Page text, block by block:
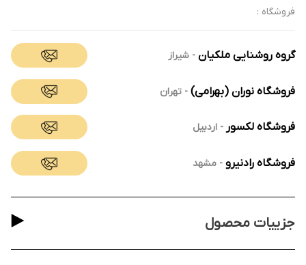
فروشگاه :
گروه روشنایی ملکیان - شیراز
فروشگاه نوران (بهرامی) - تهران
فروشگاه لکسور - اردبیل
فروشگاه رادنیرو - مشهد
جزییات محصول